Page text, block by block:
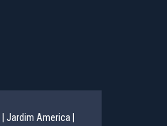
Jardim America |